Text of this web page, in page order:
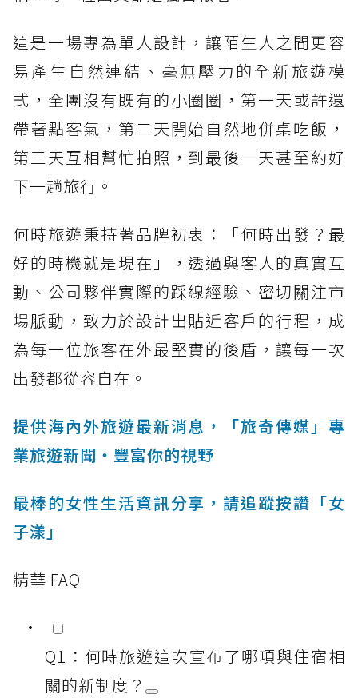
這是一場專為單人設計，讓陌生人之間更容
易產生自然連結、毫無壓力的全新旅遊模
式，全團沒有既有的小圈圈，第一天或許還
帶著點客氣，第二天開始自然地併桌吃飯，
第三天互相幫忙拍照，到最後一天甚至約好
下一趟旅行。
何時旅遊秉持著品牌初衷：「何時出發？最
好的時機就是現在」，透過與客人的真實互
動、公司夥伴實際的踩線經驗、密切關注市
場脈動，致力於設計出貼近客戶的行程，成
為每一位旅客在外最堅實的後盾，讓每一次
出發都從容自在。
提供海內外旅遊最新消息，「旅奇傳媒」專
業旅遊新聞‧豐富你的視野
最棒的女性生活資訊分享，請追蹤按讚「女
子漾」
精華 FAQ
Q1：何時旅遊這次宣布了哪項與住宿相
關的新制度？